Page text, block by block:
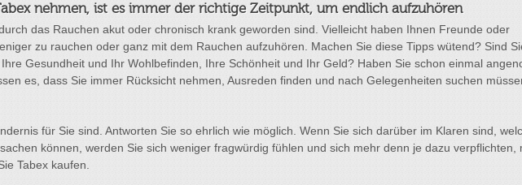
nehmen, ist es immer der richtige Zeitpunkt, um endlich aufzuhören
das Rauchen akut oder chronisch krank geworden sind. Vielleicht haben Ihnen Freunde oder
zu rauchen oder ganz mit dem Rauchen aufzuhören. Machen Sie diese Tipps wütend? Sind
Gesundheit und Ihr Wohlbefinden, Ihre Schönheit und Ihr Geld? Haben Sie schon einmal
es, dass Sie immer Rücksicht nehmen, Ausreden finden und nach Gelegenheiten suchen
für Sie sind. Antworten Sie so ehrlich wie möglich. Wenn Sie sich darüber im Klaren sind,
können, werden Sie sich weniger fragwürdig fühlen und sich mehr denn je dazu verpflichten,
Tabex kaufen.